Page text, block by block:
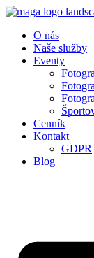
O nás
Naše služby
Eventy
Cenník
Kontakt
GDPR
Blog